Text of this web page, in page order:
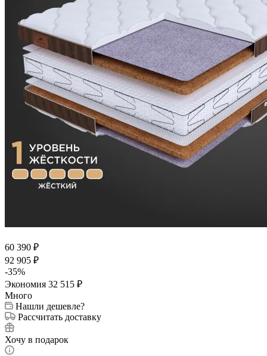
60 390 ₽
92 905 ₽
-35%
Экономия 32 515 ₽
Много
Нашли дешевле?
Рассчитать доставку
Хочу в подарок